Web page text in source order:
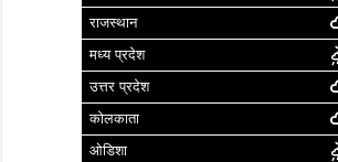
राजस्थान
मध्य प्रदेश
उत्तर प्रदेश
कोलकाता
ओडिशा